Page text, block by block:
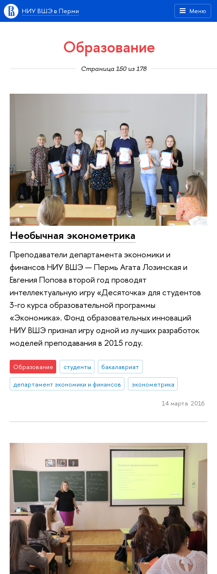
Меню
НИУ ВШЭ в Перми
Образование
Страница 150 из 178
Необычная эконометрика
Преподаватели департамента экономики и
финансов НИУ ВШЭ — Пермь Агата Лозинская и
Евгения Попова второй год проводят
интеллектуальную игру «Десяточка» для студентов
3-го курса образовательной программы
«Экономика». Фонд образовательных инноваций
НИУ ВШЭ признал игру одной из лучших разработок
моделей преподавания в 2015 году.
Образование студенты
бакалавриат
департамент экономики и финансов
эконометрика
14 марта 2016